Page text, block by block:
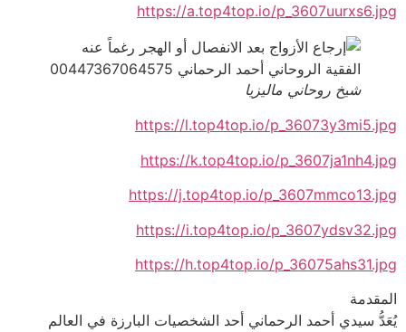
https://a.top4top.io/p_3607uurxs6.jpg
شيخ روحاني ماليزيا
https://l.top4top.io/p_36073y3mi5.jpg
https://k.top4top.io/p_3607ja1nh4.jpg
https://j.top4top.io/p_3607mmco13.jpg
https://i.top4top.io/p_3607ydsv32.jpg
https://h.top4top.io/p_36075ahs31.jpg
المقدمة
يُعَدُّ سيدي أحمد الرحماني أحد الشخصيات البارزة في العالم